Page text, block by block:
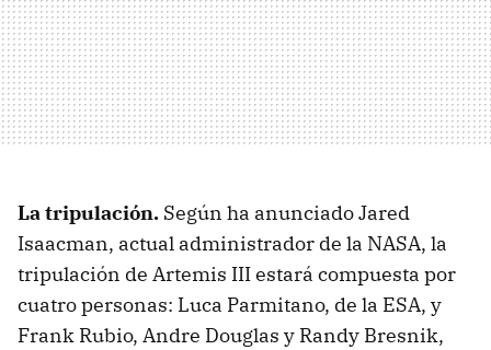
La tripulación. Según ha anunciado Jared
Isaacman, actual administrador de la NASA, la
tripulación de Artemis III estará compuesta por
cuatro personas: Luca Parmitano, de la ESA, y
Frank Rubio, Andre Douglas y Randy Bresnik,